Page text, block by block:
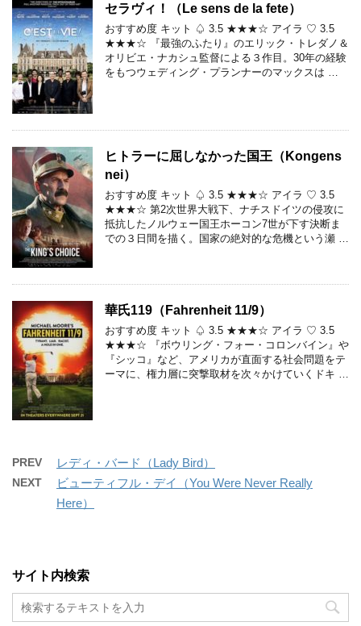
セラヴィ！（Le sens de la fete）
おすすめ度 キット ♤ 3.5 ★★★☆ アイラ ♡ 3.5
★★★☆ 『最強のふたり』のエリック・トレダノ＆
オリビエ・ナカシュ監督による３作目。30年の経験
をもつウェディング・プランナーのマックスは …
ヒトラーに屈しなかった国王（Kongens
nei）
おすすめ度 キット ♤ 3.5 ★★★☆ アイラ ♡ 3.5
★★★☆ 第2次世界大戦下、ナチスドイツの侵攻に
抵抗したノルウェー国王ホーコン7世が下す決断ま
での３日間を描く。国家の絶対的な危機という瀬 …
華氏119（Fahrenheit 11/9）
おすすめ度 キット ♤ 3.5 ★★★☆ アイラ ♡ 3.5
★★★☆ 『ボウリング・フォー・コロンバイン』や
『シッコ』など、アメリカが直面する社会問題をテ
ーマに、権力層に突撃取材を次々かけていくドキ …
PREV レディ・バード（Lady Bird）
NEXT
ビューティフル・デイ（You Were Never Really
Here）
サイト内検索